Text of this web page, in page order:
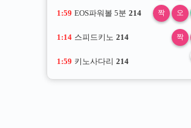
1:58 EOS파워볼 5분 214 짝 오
1:13 스피드키노 214 짝
1:58 키노사다리 214